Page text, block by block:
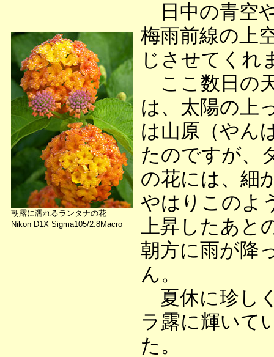
朝露に濡れるランタナの花
Nikon D1X Sigma105/2.8Macro
日中の青空
梅雨前線の上
じさせてくれ
ここ数日の
は、太陽の上
は山原（やん
たのですが、
の花には、細
やはりこのよ
上昇したあ
朝方に雨が降
ん。
夏休に珍し
ラ露に輝いて
た。